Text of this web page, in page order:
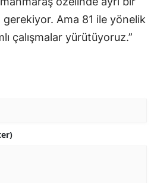
gerekiyor. Ama 81 ile yönelik
çalışmalar yürütüyoruz.”